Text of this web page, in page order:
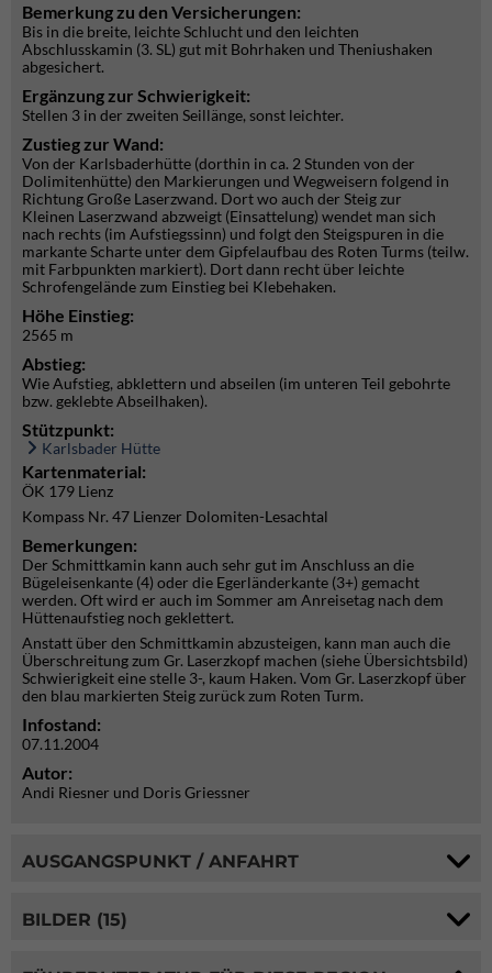
Bemerkung zu den Versicherungen:
Bis in die breite, leichte Schlucht und den leichten
Abschlusskamin (3. SL) gut mit Bohrhaken und Theniushaken
abgesichert.
Ergänzung zur Schwierigkeit:
Stellen 3 in der zweiten Seillänge, sonst leichter.
Zustieg zur Wand:
Von der Karlsbaderhütte (dorthin in ca. 2 Stunden von der
Dolimitenhütte) den Markierungen und Wegweisern folgend in
Richtung Große Laserzwand. Dort wo auch der Steig zur
Kleinen Laserzwand abzweigt (Einsattelung) wendet man sich
nach rechts (im Aufstiegssinn) und folgt den Steigspuren in die
markante Scharte unter dem Gipfelaufbau des Roten Turms (teilw.
mit Farbpunkten markiert). Dort dann recht über leichte
Schrofengelände zum Einstieg bei Klebehaken.
Höhe Einstieg:
2565 m
Abstieg:
Wie Aufstieg, abklettern und abseilen (im unteren Teil gebohrte
bzw. geklebte Abseilhaken).
Stützpunkt:
Karlsbader Hütte
Kartenmaterial:
ÖK 179 Lienz
Kompass Nr. 47 Lienzer Dolomiten-Lesachtal
Bemerkungen:
Der Schmittkamin kann auch sehr gut im Anschluss an die
Bügeleisenkante (4) oder die Egerländerkante (3+) gemacht
werden. Oft wird er auch im Sommer am Anreisetag nach dem
Hüttenaufstieg noch geklettert.
Anstatt über den Schmittkamin abzusteigen, kann man auch die
Überschreitung zum Gr. Laserzkopf machen (siehe Übersichtsbild)
Schwierigkeit eine stelle 3-, kaum Haken. Vom Gr. Laserzkopf über
den blau markierten Steig zurück zum Roten Turm.
Infostand:
07.11.2004
Autor:
Andi Riesner und Doris Griessner
AUSGANGSPUNKT / ANFAHRT
BILDER (15)